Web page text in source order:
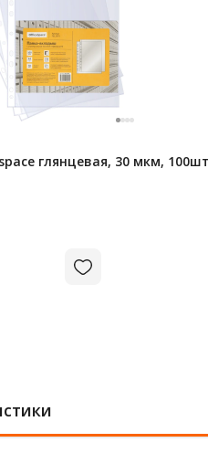
глянцевая, 30 мкм,